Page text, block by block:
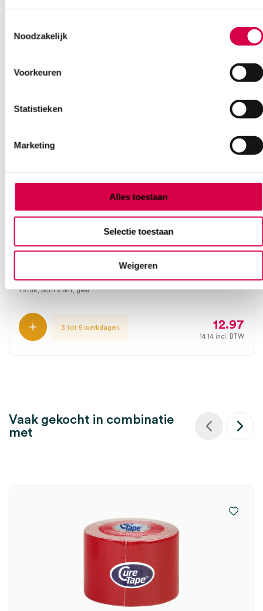
Noodzakelijk
Voorkeuren
Statistieken
Marketing
Alles toestaan
Selectie toestaan
Weigeren
THYSOL GROUP
1 stuk, 5cm x 5m, geel
3 tot 5 werkdagen 12.97
14.14 incl. BTW
Vaak gekocht in combinatie
met